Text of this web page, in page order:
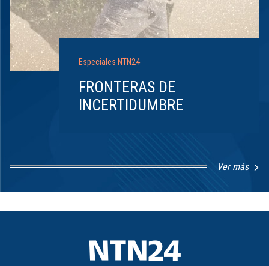
Especiales NTN24
FRONTERAS DE
INCERTIDUMBRE
Ver más
8